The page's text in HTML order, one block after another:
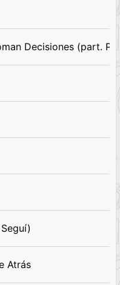
Decisiones (part.
Atrás